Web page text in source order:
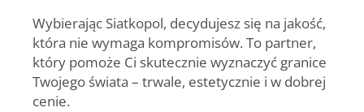
Wybierając Siatkopol, decydujesz się na jakość,
która nie wymaga kompromisów. To partner,
który pomoże Ci skutecznie wyznaczyć granice
Twojego świata – trwale, estetycznie i w dobrej
cenie.